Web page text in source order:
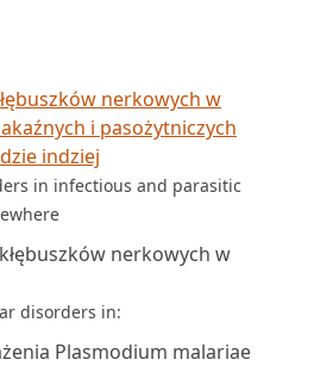
nerkowych w
i pasożytniczych
indziej
in infectious and parasitic
nerkowych w
disorders in:
Plasmodium malariae